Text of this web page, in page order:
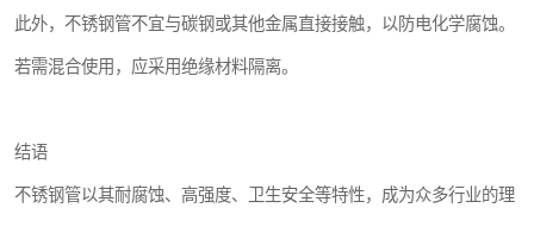
此外，不锈钢管不宜与碳钢或其他金属直接接触，以防电化学腐蚀。
若需混合使用，应采用绝缘材料隔离。
结语
不锈钢管以其耐腐蚀、高强度、卫生安全等特性，成为众多行业的理